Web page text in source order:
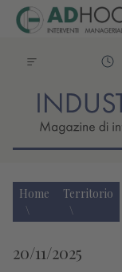
Home Territorio
20/11/2025